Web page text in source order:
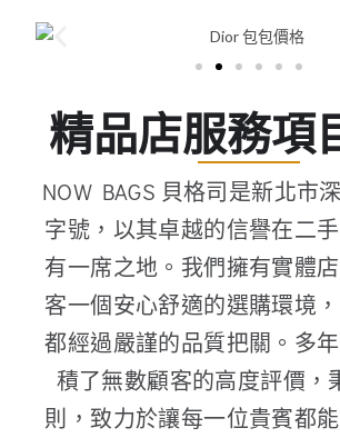
精品店服務項
NOW BAGS 貝格司是新北市
字號，以其卓越的信譽在二
有一席之地。我們擁有實體
客一個安心舒適的選購環境
都經過嚴謹的品質把關。多
積了無數顧客的高度評價，
則，致力於讓每一位貴賓都